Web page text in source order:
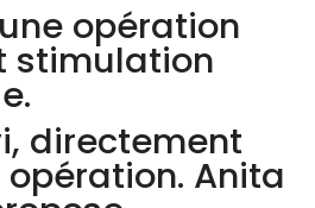
opération
stimulation
directement
Anita